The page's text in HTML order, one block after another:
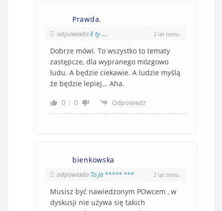
Prawda.
odpowiadaE ty .... 2 lat temu
Dobrze mówi. To wszystko to tematy
zastępcze, dla wypranego mózgowo
ludu. A będzie ciekawie. A ludzie myślą
że będzie lepiej… Aha.
0
0 Odpowiedz
bienkowska
odpowiada To Ja ***** *** 2 lat temu
Musisz być nawiedzonym POwcem , w
dyskusji nie używa się takich